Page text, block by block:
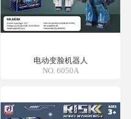
电动变脸机器人
NO. 6050A